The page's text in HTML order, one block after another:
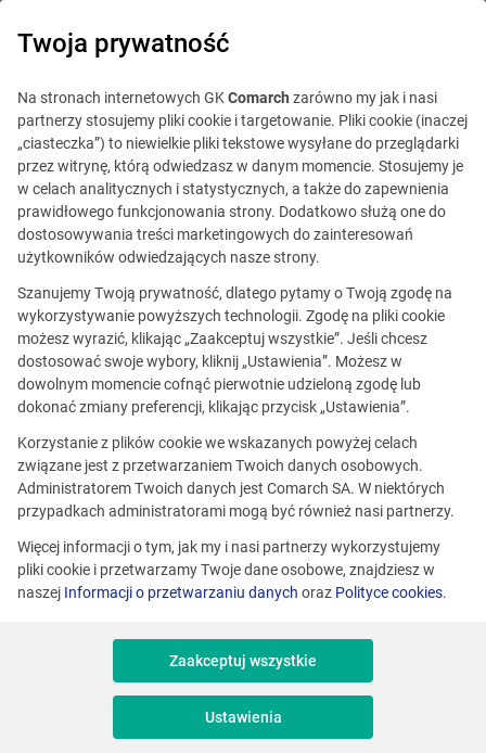
Oferty pracy na poziomie
senior
Kraków, Warszawa
Senior Business Analyst (Fintech / AI-n...
Twoja prywatność
Na stronach internetowych GKComarch zarówno my jak i nasi
partnerzy stosujemy pliki cookie i targetowanie. Pliki cookie (inaczej
„ciasteczka”) to niewielkie pliki tekstowe wysyłane do przeglądarki
przez witrynę, którą odwiedzasz w danym momencie. Stosujemy je
w celach analitycznych i statystycznych, a także do zapewnienia
prawidłowego funkcjonowania strony. Dodatkowo służą one do
dostosowywania treści marketingowych do zainteresowań
użytkowników odwiedzających nasze strony.
Szanujemy Twoją prywatność, dlatego pytamy o Twoją zgodę na
wykorzystywanie powyższych technologii. Zgodę na pliki cookie
możesz wyrazić, klikając „Zaakceptuj wszystkie”. Jeśli chcesz
dostosować swoje wybory, kliknij „Ustawienia”. Możesz w
dowolnym momencie cofnąć pierwotnie udzieloną zgodę lub
dokonać zmiany preferencji, klikając przycisk „Ustawienia”.
Korzystanie z plików cookie we wskazanych powyżej celach
związane jest z przetwarzaniem Twoich danych osobowych.
Administratorem Twoich danych jest Comarch SA. W niektórych
przypadkach administratorami mogą być również nasi partnerzy.
Więcej informacji o tym, jak my i nasi partnerzy wykorzystujemy
pliki cookie i przetwarzamy Twoje dane osobowe, znajdziesz w
naszej Informacji o przetwarzaniu danych oraz Polityce cookies.
Zaakceptuj wszystkie
Ustawienia